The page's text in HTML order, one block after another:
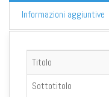
Informazioni aggiuntive
Titolo
Sottotitolo